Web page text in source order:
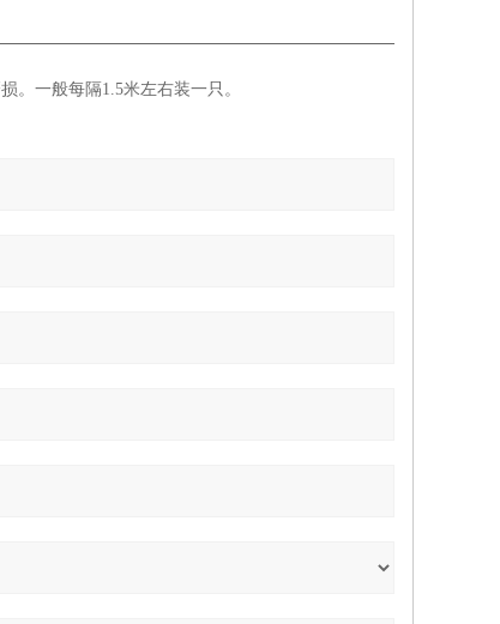
。一般每隔1.5米左右装一只。